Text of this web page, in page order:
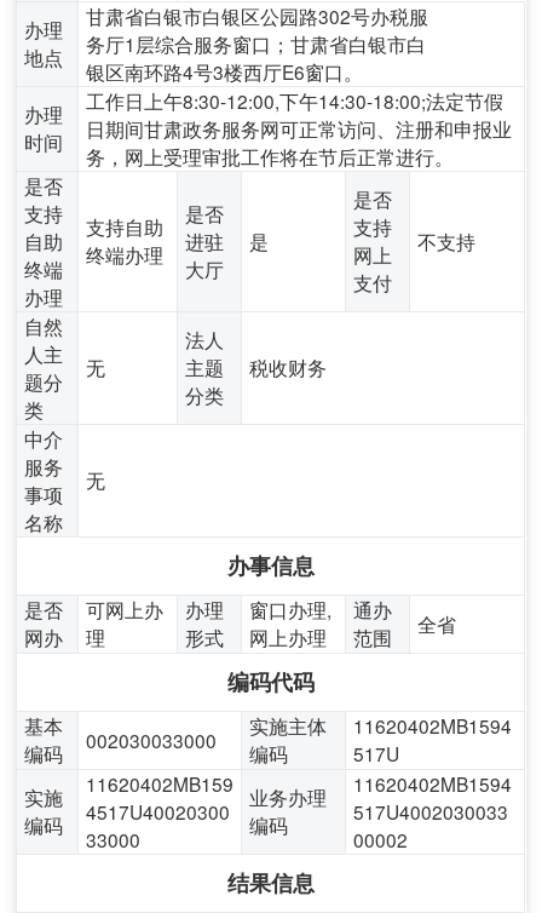
办理
地点
甘肃省白银市白银区公园路302号办税服
务厅1层综合服务窗口；甘肃省白银市白
银区南环路4号3楼西厅E6窗口。
办理
时间
工作日上午8:30-12:00,下午14:30-18:00;法定节假
日期间甘肃政务服务网可正常访问、注册和申报业
务，网上受理审批工作将在节后正常进行。
是否
支持
自助
终端
办理
支持自助
终端办理
是否
进驻
大厅
是
是否
支持
网上
支付
不支持
自然
人主
题分
类
无
法人
主题
分类
税收财务
中介
服务
事项
名称
无
办事信息
是否
网办
可网上办
理
办理
形式
窗口办理,
网上办理
通办
范围
全省
编码代码
基本
编码
002030033000
实施主体
编码
11620402MB1594
517U
实施
编码
11620402MB159
4517U40020300
33000
业务办理
编码
11620402MB1594
517U4002030033
00002
结果信息